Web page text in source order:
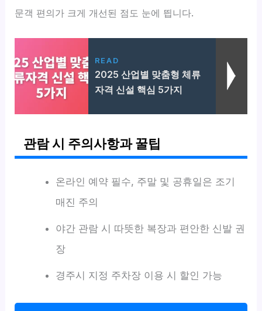
문객 편의가 크게 개선된 점도 눈에 띕니다.
READ
2025 산업별 맞춤형 체류
자격 신설 핵심 5가지
관람 시 주의사항과 꿀팁
온라인 예약 필수, 주말 및 공휴일은 조기
매진 주의
야간 관람 시 따뜻한 복장과 편안한 신발 권
장
경주시 지정 주차장 이용 시 할인 가능